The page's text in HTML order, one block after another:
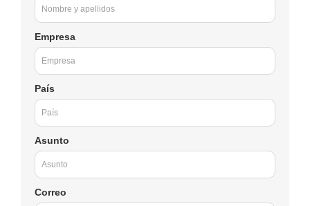
Empresa
País
Asunto
Correo